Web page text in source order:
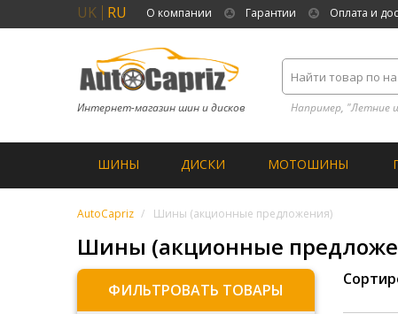
UK RU О компании Гарантии Оплата и
Интернет-магазин шин и дисков Например, "Летние
ШИНЫ ДИСКИ МОТОШИНЫ
AutoCapriz Шины (акционные предложения)
Шины (акционные
ФИЛЬТРОВАТЬ ТОВАРЫ